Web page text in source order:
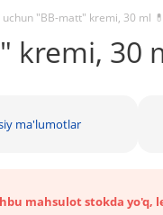
"BB-matt" kremi, 30 ml 💊
kremi, 30
ma'lumotlar
mahsulot stokda yo'q,